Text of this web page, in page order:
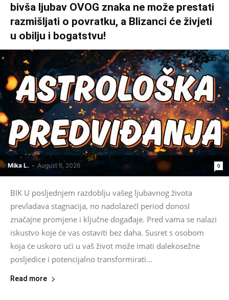
bivša ljubav OVOG znaka ne može prestati
razmišljati o povratku, a Blizanci će živjeti
u obilju i bogatstvu!
Mika L. - August 6, 2026 0
BIK U posljednjem razdoblju vašeg ljubavnog života
prevladava stagnacija, no nadolazećI period donosI
značajne promjene i ključne događaje. Pred vama se nalazi
iskustvo koje će vas ostaviti bez daha. Susret s osobom
koja će uskoro ući u vaš život može imati dalekosežne
posljedice i potencijalno transformirati...
Read more